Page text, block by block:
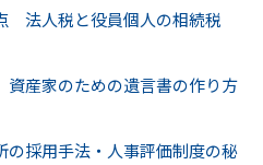
法人税と役員個人の相続税
産家のための遺言書の作り方
採用手法・人事評価制度の秘